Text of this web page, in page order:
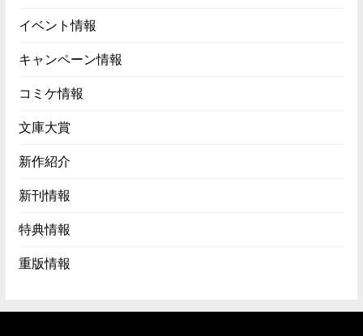
イベント情報
キャンペーン情報
コミケ情報
文庫大賞
新作紹介
新刊情報
特典情報
重版情報